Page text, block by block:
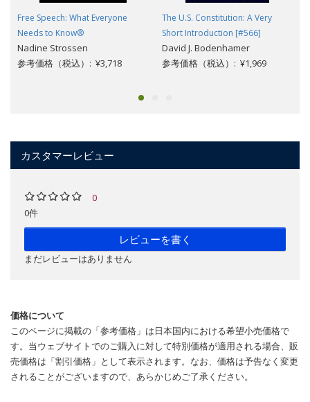
Free Speech: What Everyone
Needs to Know®
Nadine Strossen
参考価格（税込）: ¥3,718
The U.S. Constitution: A Very
Short Introduction [#566]
David J. Bodenhamer
参考価格（税込）: ¥1,969
カスタマーレビュー
0
0件
レビューを書く
まだレビューはありません
価格について
このページに掲載の「参考価格」は日本国内における希望小売価格で
す。当ウェブサイトでのご購入に対して特別価格が適用される場合、販
売価格は「割引価格」として表示されます。なお、価格は予告なく変更
されることがございますので、あらかじめご了承ください。